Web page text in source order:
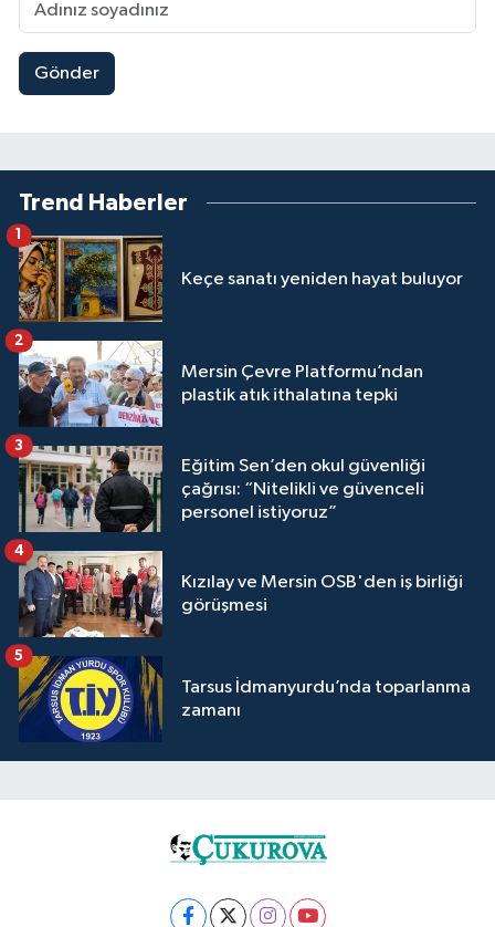
Gönder
Trend Haberler
Keçe sanatı yeniden hayat buluyor
Mersin Çevre Platformu’ndan
plastik atık ithalatına tepki
2
Eğitim Sen’den okul güvenliği
çağrısı: “Nitelikli ve güvenceli
personel istiyoruz”
3
Kızılay ve Mersin OSB'den iş birliği
görüşmesi
4
Tarsus İdmanyurdu’nda toparlanma
zamanı
5